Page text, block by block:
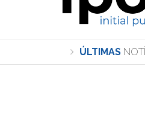
ÚLTIMAS
TSE